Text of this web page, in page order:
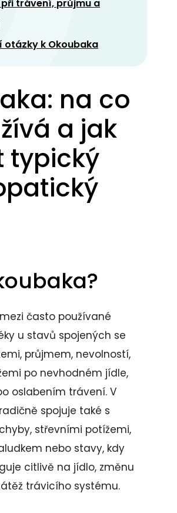
trávení, průjmu a
otázky k Okoubaka
na co
a jak
typický
často používané
u stavů spojených se
průjmem, nevolností,
po nevhodném jídle,
oslabením trávení. V
spojuje také s
střevními potížemi,
nebo stavy, kdy
citlivě na jídlo, změnu
trávicího systému.